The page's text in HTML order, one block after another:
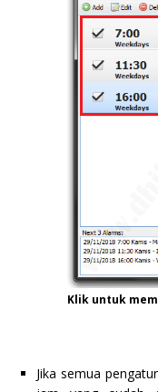
Klik untuk
Jika semua